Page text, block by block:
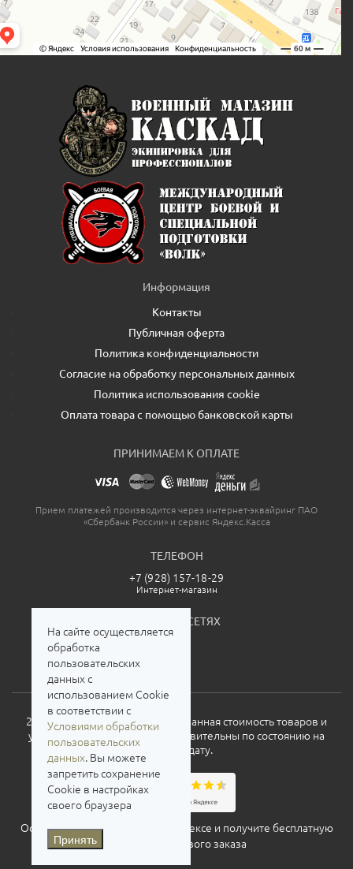
Информация
Контакты
Публичная оферта
Политика конфиденциальности
Согласие на обработку персональных данных
Политика использования cookie
Оплата товара с помощью банковской карты
ПРИНИМАЕМ К ОПЛАТЕ
Прием платежей производится через интернет-эквайринг ПАО
«Сбербанк России» и сервис Яндекс.Касса
ТЕЛЕФОН
+7 (928) 157-18-29
Интернет-магазин
МЫ В СОЦСЕТЯХ
2026. Все права защищены. Указанная стоимость товаров и
условия их приобретения действительны по состоянию на
текущую дату.
Оставьте свой отзыв о нас на Яндексе и получите бесплатную
доставку для нового заказа
На сайте осуществляется
обработка
пользовательских
данных с
использованием Cookie
в соответствии с
Условиями обработки
пользовательских
данных. Вы можете
запретить сохранение
Cookie в настройках
своего браузера
Принять